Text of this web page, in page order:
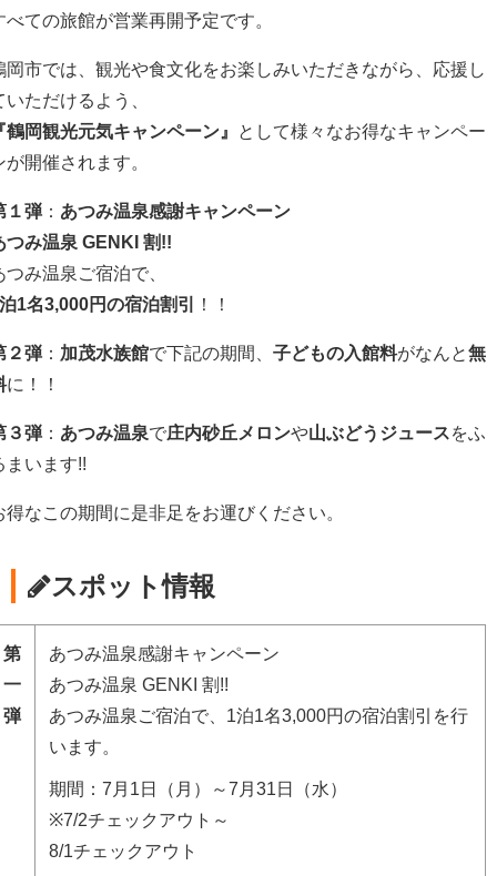
べての旅館が営業再開予定です。
岡市では、観光や食文化をお楽しみいただきながら、応援し
いただけるよう、
鶴岡観光元気キャンペーン』
として様々なお得なキャンペー
が開催されます。
１弾 ： あつみ温泉感謝キャンペーン
つみ温泉 GENKI 割!!
つみ温泉ご宿泊で、
1名3,000円の宿泊割引
！！
２弾 ： 加茂水族館で下記の期間、 子どもの入館料がなんと無
に！！
３弾 ： あつみ温泉で庄内砂丘メロンや山ぶどうジュースをふ
まいます!!
得なこの期間に是非足をお運びください。
スポット情報
第
一
弾
あつみ温泉感謝キャンペーン
あつみ温泉 GENKI 割!!
あつみ温泉ご宿泊で、1泊1名3,000円の宿泊割引を行
います。
期間：7月1日（月）～7月31日（水）
※7/2チェックアウト～
8/1チェックアウト